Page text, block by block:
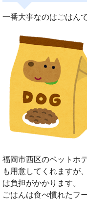
一番大事なのはごはんで
福岡市西区のペットホ
も用意してくれますが
は負担がかかります。
ごはんは食べ慣れたフ